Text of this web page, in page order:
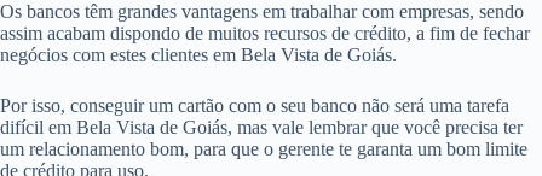
Os bancos têm grandes vantagens em trabalhar com empresas, sendo
assim acabam dispondo de muitos recursos de crédito, a fim de fechar
negócios com estes clientes em Bela Vista de Goiás.
Por isso, conseguir um cartão com o seu banco não será uma tarefa
difícil em Bela Vista de Goiás, mas vale lembrar que você precisa ter
um relacionamento bom, para que o gerente te garanta um bom limite
de crédito para uso.